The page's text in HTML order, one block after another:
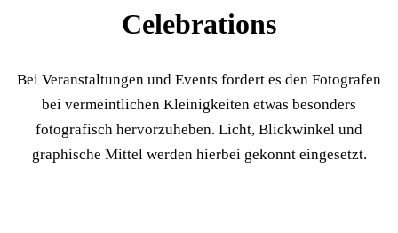
Celebrations
Bei Veranstaltungen und Events fordert es den Fotografen
bei vermeintlichen Kleinigkeiten etwas besonders
fotografisch hervorzuheben. Licht, Blickwinkel und
graphische Mittel werden hierbei gekonnt eingesetzt.